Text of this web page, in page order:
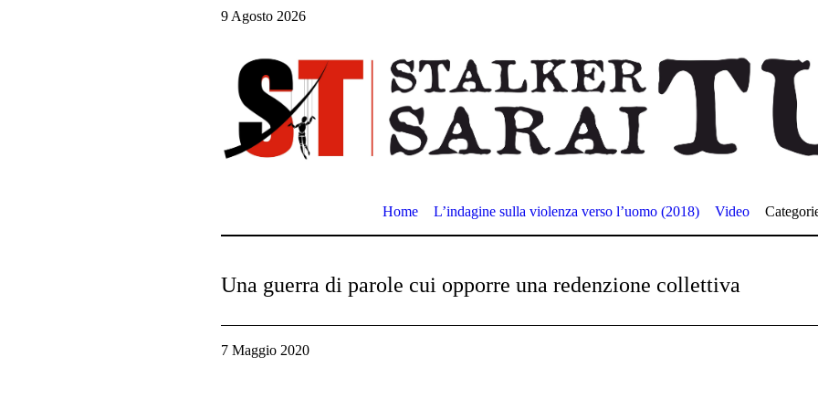
9 Agosto 2026
Home L’indagine sulla violenza verso l’uomo (2018) Video
Una guerra di parole cui opporre una redenzione collettiva
7 Maggio 2020